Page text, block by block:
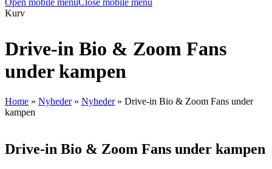
Kurv
Drive-in Bio & Zoom Fans
under kampen
Home » Nyheder» Nyheder» Drive-in Bio & Zoom Fans under
kampen
Drive-in Bio & Zoom Fans under kampen